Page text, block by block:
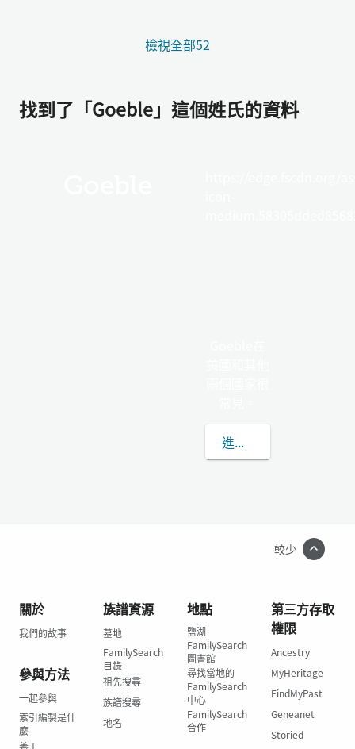
檢視全部52
找到了「Goeble」這個姓氏的資料
進一步了解GOEBLE
較少
關於
我們的故事
參與方法
一起參與
索引編製是什
麼
義工
族譜資源
墓地
FamilySearch
目錄
祖先搜尋
族譜搜尋
地名
地點
鹽湖
FamilySearch
圖書館
尋找當地的
FamilySearch
中心
FamilySearch
合作
第三方存取
權限
Ancestry
MyHeritage
FindMyPast
Geneanet
Storied